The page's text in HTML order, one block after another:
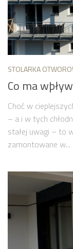
STOLARKA
Co ma
Choć w
– a i w tych
stałej uwagi – to
zamontowane w...